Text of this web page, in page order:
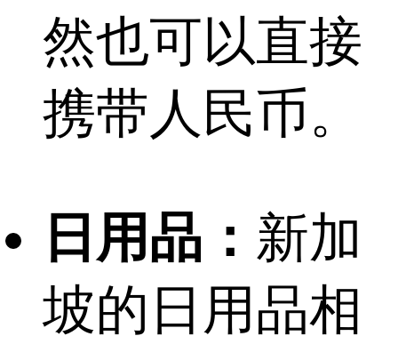
然也可以直接
携带人民币。
日用品： 新加
坡的日用品相